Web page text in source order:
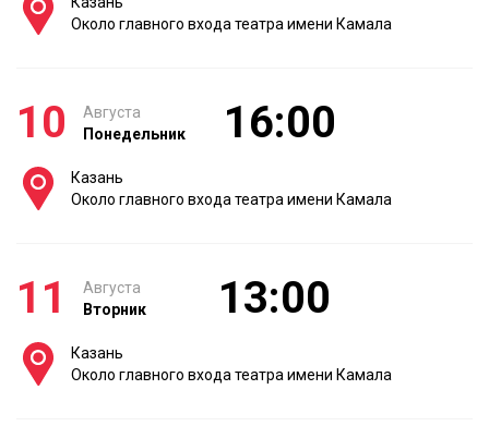
Около главного входа театра имени Камала
10
Августа
Понедельник
16:00
Казань
Около главного входа театра имени Камала
11
Августа
Вторник
13:00
Казань
Около главного входа театра имени Камала